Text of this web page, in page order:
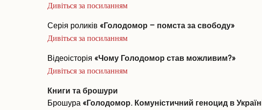
Дивіться за посиланням
Серія роликів «Голодомор – помста за свободу»
Дивіться за посиланням
Відеоісторія «Чому Голодомор став можливим?»
Дивіться за посиланням
Книги та брошури
Брошура«Голодомор. Комуністичний геноцид в